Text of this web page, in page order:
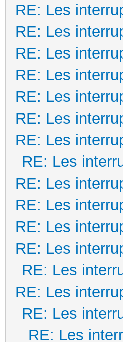
RE: Les
RE: Les
RE: Les
RE: Les
RE: Les
RE: Les
RE: Les
RE: Les
RE: Les
RE: Les
RE: Les
RE: Les
RE: Les
RE: Les
RE: Les
RE: Les